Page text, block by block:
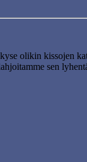
olikin kissojen
sen